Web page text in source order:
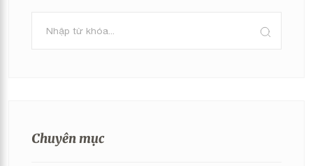
Chuyên mục